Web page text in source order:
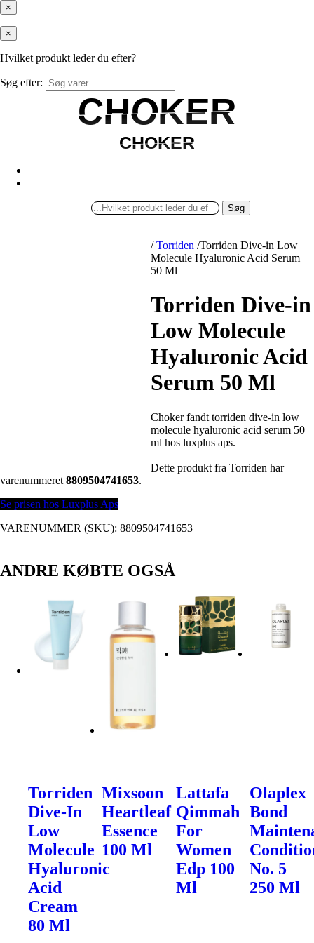
×
×
Hvilket produkt leder du efter?
Søg efter:
CHOKER
CHOKER
CHOKER
CHOKER
Søg
/ Torriden /Torriden Dive-in Low
Molecule Hyaluronic Acid Serum
50 Ml
Torriden Dive-in
Low Molecule
Hyaluronic Acid
Serum 50 Ml
Choker fandt torriden dive-in low
molecule hyaluronic acid serum 50
ml hos luxplus aps.
Dette produkt fra Torriden har
varenummeret 8809504741653.
Se prisen hos Luxplus Aps
VARENUMMER (SKU): 8809504741653
ANDRE KØBTE OGSÅ
Torriden
Dive-In
Low
Molecule
Hyaluronic
Acid
Cream
80 Ml
Mixsoon
Heartleaf
Essence
100 Ml
Lattafa
Qimmah
For
Women
Edp 100
Ml
Olaplex
Bond
No. 5
250 Ml